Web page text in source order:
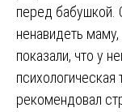
перед бабушкой.
ненавидеть
показали, что у
психологическая
рекомендовал